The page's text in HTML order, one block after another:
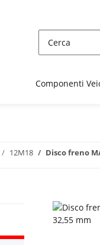
Componenti
12M18 Disco freno